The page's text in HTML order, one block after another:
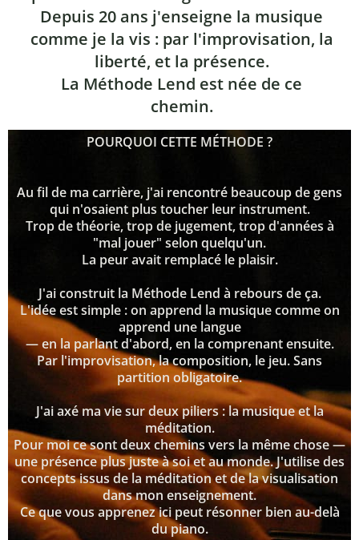
Depuis 20 ans j'enseigne la musique
comme je la vis : par l'improvisation, la
liberté, et la présence.
La Méthode Lend est née de ce
chemin.
POURQUOI CETTE MÉTHODE ?
Au fil de ma carrière, j'ai rencontré beaucoup de gens
qui n'osaient plus toucher leur instrument.
Trop de théorie, trop de jugement, trop d'années à
"mal jouer" selon quelqu'un.
La peur avait remplacé le plaisir.
J'ai construit la Méthode Lend à rebours de ça.
L'idée est simple : on apprend la musique comme on
apprend une langue
— en la parlant d'abord, en la comprenant ensuite.
Par l'improvisation, la composition, le jeu. Sans
partition obligatoire.
J'ai axé ma vie sur deux piliers : la musique et la
méditation.
Pour moi ce sont deux chemins vers la même chose —
une présence plus juste à soi et au monde. J'utilise des
concepts issus de la méditation et de la visualisation
dans mon enseignement.
Ce que vous apprenez ici peut résonner bien au-delà
du piano.